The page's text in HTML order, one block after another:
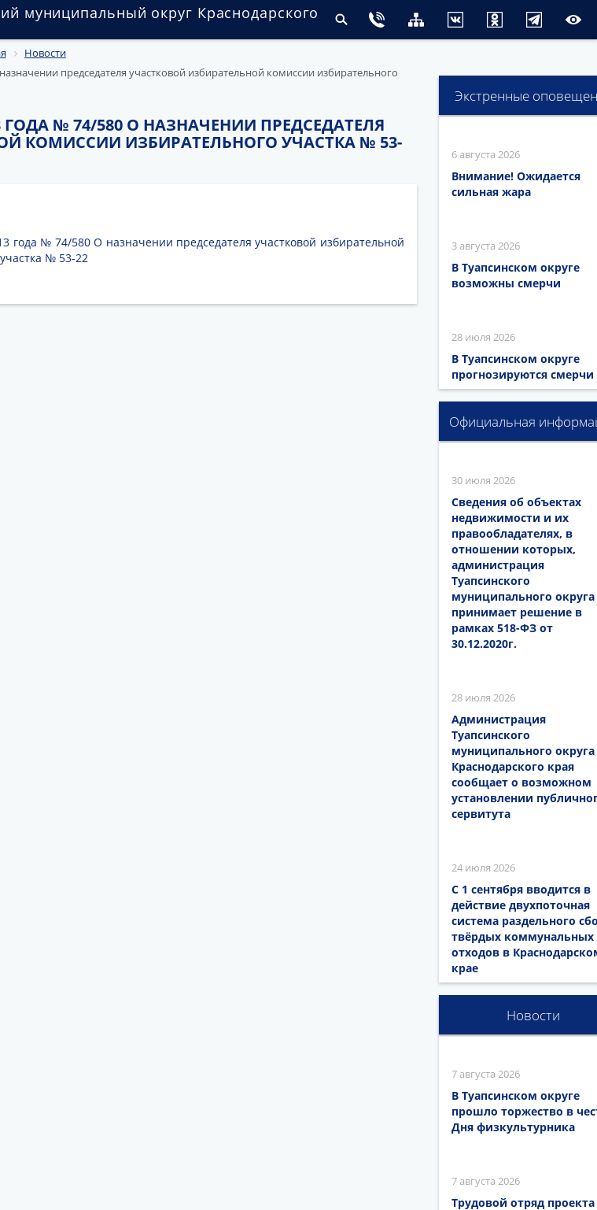
муниципальный округ Краснодарского
Новости
председателя участковой избирательной комиссии избирательного
ГОДА № 74/580 О НАЗНАЧЕНИИ ПРЕДСЕДАТЕЛЯ
КОМИССИИ ИЗБИРАТЕЛЬНОГО УЧАСТКА № 53-
года № 74/580 О назначении председателя участковой избирательной
№ 53-22
Экстренные
6 августа 2026
Внимание! Ожидается
сильная жара
3 августа 2026
В Туапсинском округе
возможны смерчи
28 июля 2026
В Туапсинском округе
прогнозируются смерчи
Официальная
30 июля 2026
Сведения об объектах
недвижимости и их
правообладателях, в
отношении которых,
администрация
Туапсинского
муниципального округа
принимает решение в
рамках 518-ФЗ от
30.12.2020г.
28 июля 2026
Администрация
Туапсинского
муниципального округа
Краснодарского края
сообщает о возможном
установлении
сервитута
24 июля 2026
С 1 сентября вводится в
действие двухпоточная
система раздельного
твёрдых коммунальных
отходов в
крае
Новости
7 августа 2026
В Туапсинском округе
прошло торжество в
Дня физкультурника
7 августа 2026
Трудовой отряд проекта